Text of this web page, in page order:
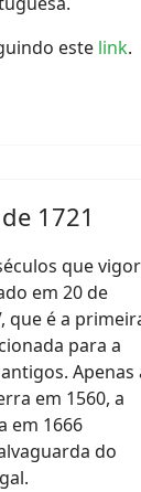
este link.
1721
que
em 20 de
que é a
para a
Apenas
em 1560, a
em 1666
do